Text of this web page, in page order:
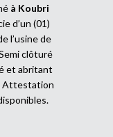
à Koubri
d’un (01)
l’usine de
clôturé
et abritant
Attestation